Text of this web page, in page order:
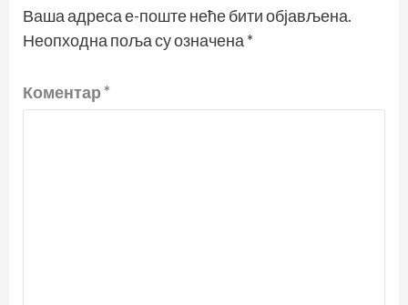
Ваша адреса е-поште неће бити објављена.
Неопходна поља су означена*
Коментар*